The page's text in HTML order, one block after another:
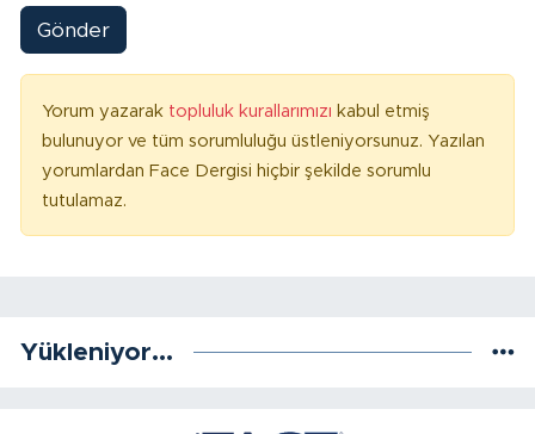
Gönder
Yorum yazarak topluluk kurallarımızı kabul etmiş
bulunuyor ve tüm sorumluluğu üstleniyorsunuz. Yazılan
yorumlardan Face Dergisi hiçbir şekilde sorumlu
tutulamaz.
Yükleniyor...